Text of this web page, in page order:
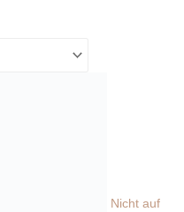
Nicht auf